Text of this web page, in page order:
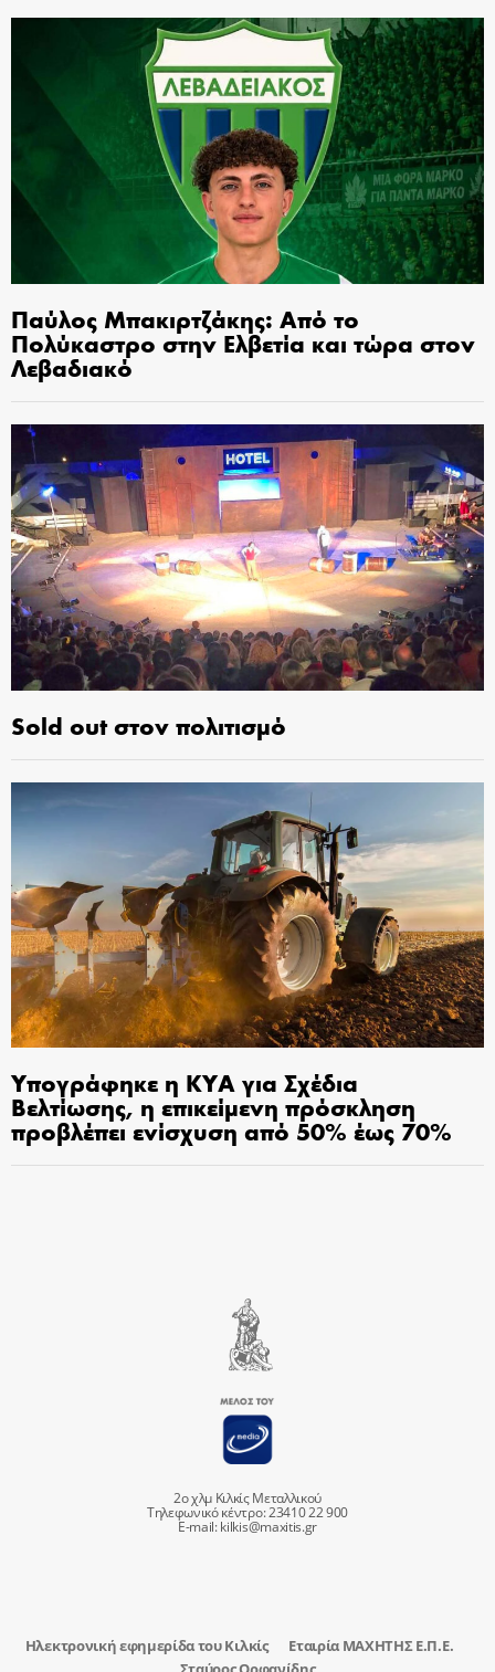
Παύλος Μπακιρτζάκης: Από το
Πολύκαστρο στην Ελβετία και τώρα στον
Λεβαδιακό
Sold out στον πολιτισμό
Υπογράφηκε η ΚΥΑ για Σχέδια
Βελτίωσης, η επικείμενη πρόσκληση
προβλέπει ενίσχυση από 50% έως 70%
2ο χλμ Κιλκίς Μεταλλικού
Τηλεφωνικό κέντρο: 23410 22 900
E-mail:kilkis@maxitis.gr
Ηλεκτρονική εφημερίδα του Κιλκίς
Εταιρία ΜΑΧΗΤΗΣ Ε.Π.Ε.